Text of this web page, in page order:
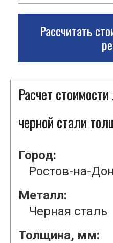
Рассчитать
Расчет
черной стали
Город:
Ростов-на-
Металл:
Черная сталь
Толщина, мм: